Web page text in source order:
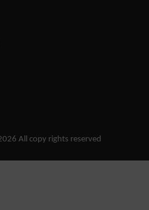
All copy rights reserved